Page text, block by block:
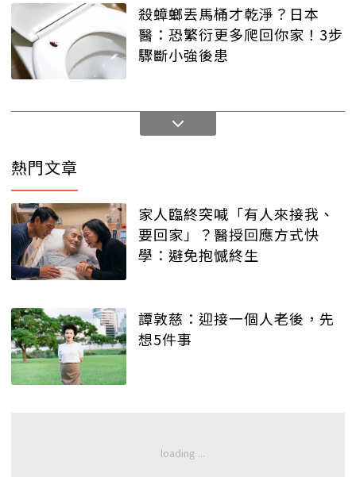
殺蟑螂丟馬桶才乾淨？日本
醫：恐繁衍更多爬回你家！3步
驟斷小強後患
熱門文章
家人臨終突喊「有人來接我、
要回家」？醫授回應方式快
學：避免抱憾終生
譚敦慈：迎接一個人老後，先
想5件事